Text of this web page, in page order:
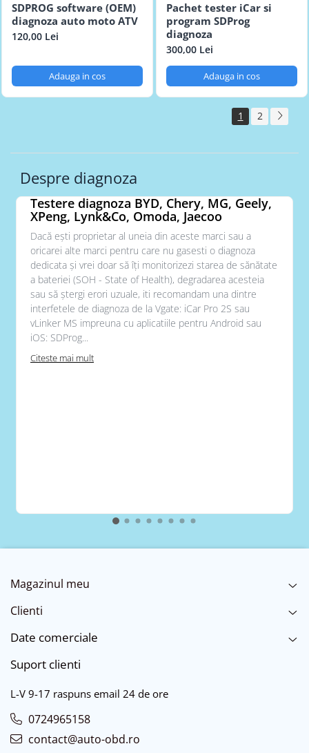
SDPROG software (OEM)
diagnoza auto moto ATV
120,00 Lei
Adauga in cos
Pachet tester iCar si
program SDProg
diagnoza
300,00 Lei
Adauga in cos
1 2
Despre diagnoza
Testere diagnoza BYD, Chery, MG, Geely,
XPeng, Lynk&Co, Omoda, Jaecoo
Dacă ești proprietar al uneia din aceste marci sau a
oricarei alte marci pentru care nu gasesti o diagnoza
dedicata și vrei doar să îți monitorizezi starea de sănătate
a bateriei (SOH - State of Health), degradarea acesteia
sau să ștergi erori uzuale, iti recomandam una dintre
interfetele de diagnoza de la Vgate: iCar Pro 2S sau
vLinker MS impreuna cu aplicatiile pentru Android sau
iOS: SDProg...
Citeste mai mult
Magazinul meu
Clienti
Date comerciale
Suport clienti
L-V 9-17 raspuns email 24 de ore
0724965158
contact@auto-obd.ro